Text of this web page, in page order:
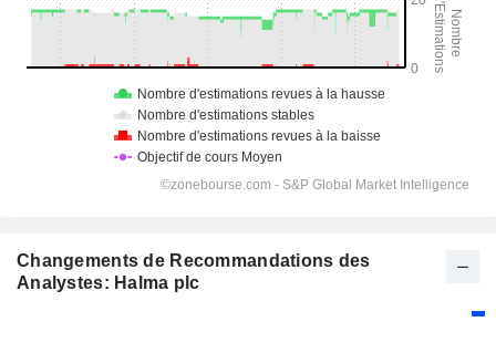
Changements de Recommandations des
Analystes: Halma plc